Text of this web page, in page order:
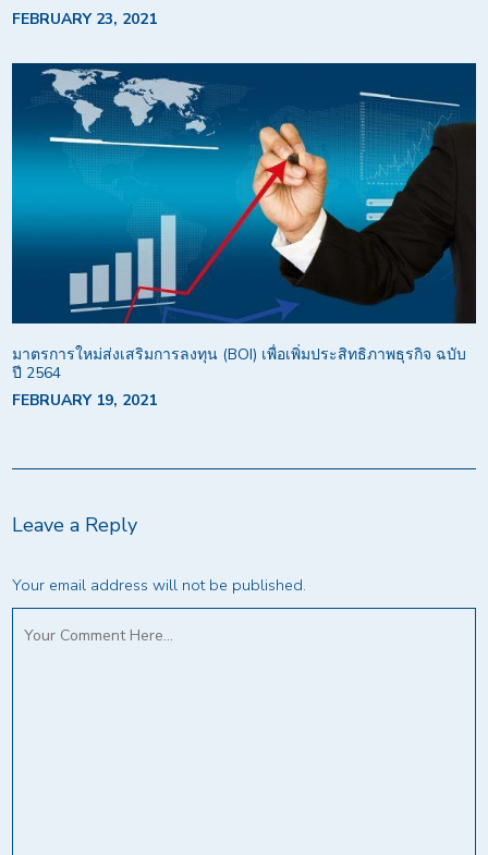
FEBRUARY 23, 2021
มาตรการใหม่ส่งเสริมการลงทุน (BOI) เพื่อเพิ่มประสิทธิภาพธุรกิจ ฉบับ
ปี 2564
FEBRUARY 19, 2021
Leave a Reply
Your email address will not be published.